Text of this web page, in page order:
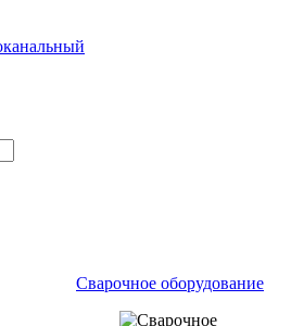
Сварочное оборудование